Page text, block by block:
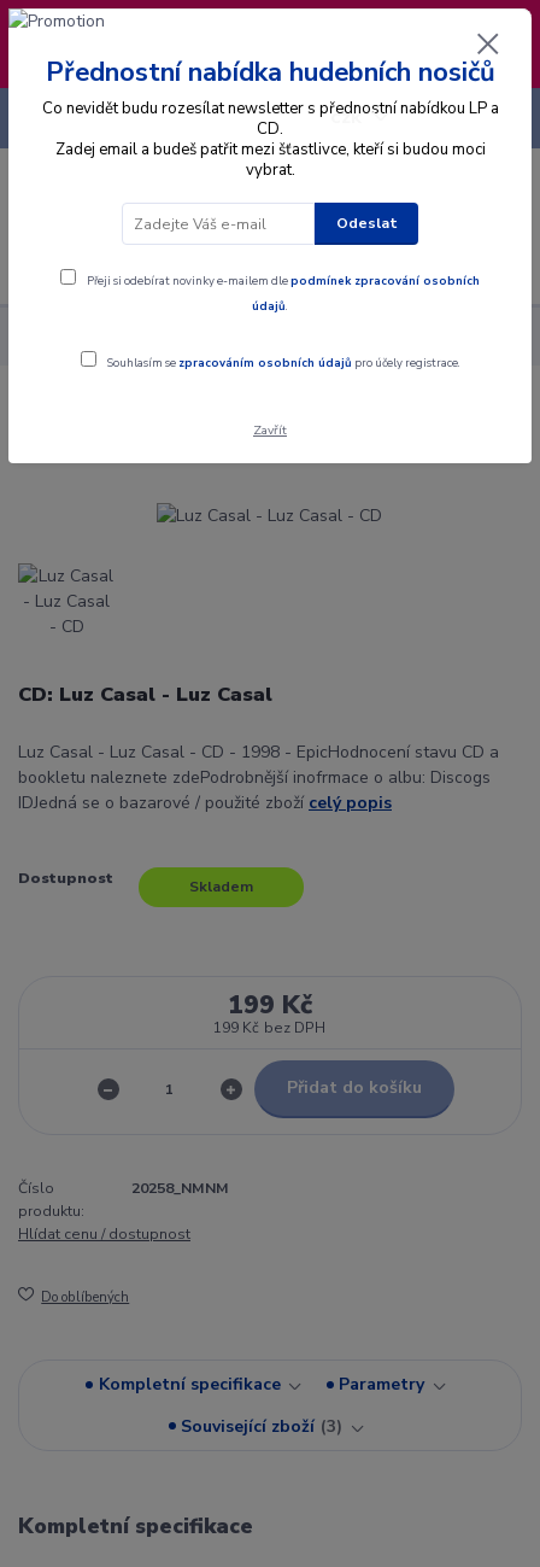
❣️ Od 4.8. do 13.8. čerpám dovolenou. Datum
expedice objednávek se posouvá na pátek
14.8.2026 🐋
CZK
+420 725 736 293
Luz Casal - Luz Casal - CD
CD: Luz Casal - Luz Casal
Luz Casal - Luz Casal - CD - 1998 - EpicHodnocení stavu CD a
bookletu naleznete zdePodrobnější inofrmace o albu: Discogs
IDJedná se o bazarové / použité zboží celý popis
Dostupnost Skladem
199 Kč
199 Kč bez DPH
Přidat do košíku
Číslo
produktu:
20258_NMNM
Hlídat cenu / dostupnost
Do oblíbených
Kompletní specifikace
Parametry
Související zboží 3
Kompletní specifikace
Přednostní nabídka hudebních nosičů
Co nevidět budu rozesílat newsletter s přednostní nabídkou LP a
CD.
Zadej email a budeš patřit mezi šťastlivce, kteří si budou moci
vybrat.
Odeslat
Přeji si odebírat novinky e-mailem dlepodmínek zpracování osobních
údajů.
Souhlasím se zpracováním osobních údajů pro účely registrace.
Zavřít